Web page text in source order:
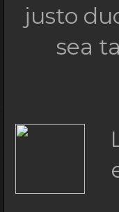
justo
sea